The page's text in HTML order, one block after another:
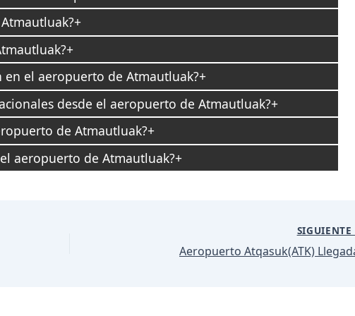
en el aeropuerto de Atmautluak?
desde el aeropuerto de Atmautluak?
de Atmautluak?
aeropuerto de Atmautluak?
SIGUIENTE
Aeropuerto Atqasuk(ATK)